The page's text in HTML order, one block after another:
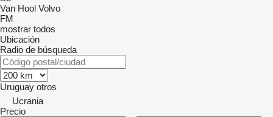
Van Hool Volvo
FM
mostrar todos
Ubicación
Radio de búsqueda
Uruguay otros
Ucrania
Precio